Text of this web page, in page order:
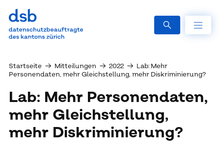
Startseite → Mitteilungen → 2022 → Lab: Mehr
Personendaten, mehr Gleichstellung, mehr Diskriminierung?
Lab: Mehr Per­so­nen­da­ten,
mehr Gleich­stel­lung,
mehr Dis­kri­mi­nie­rung?